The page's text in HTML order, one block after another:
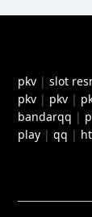
pkv |slot
pkv | pkv |
bandarqq |
play |qq |